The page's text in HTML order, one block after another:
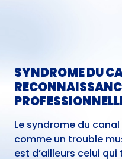
SYNDROME DU
Le syndrome du
comme un trouble
est d’ailleurs celui